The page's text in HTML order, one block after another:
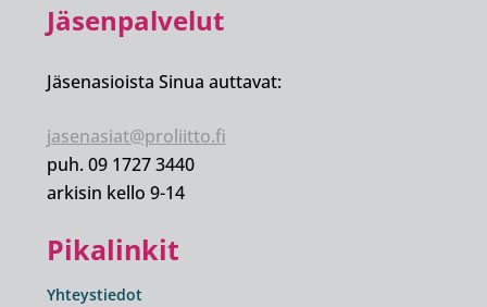
Jäsenpalvelut
Jäsenasioista Sinua auttavat:
jasenasiat@proliitto.fi
puh. 09 1727 3440
arkisin kello 9-14
Pikalinkit
Yhteystiedot